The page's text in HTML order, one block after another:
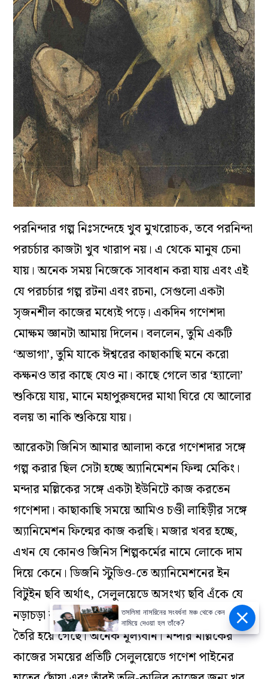
পরনিন্দার গল্প নিঃসন্দেহে খুব মুখরোচক, তবে পরনিন্দা
পরচর্চার কাজটা খুব খারাপ নয়। এ থেকে মানুষ চেনা
যায়। অনেক সময় নিজেকে সাবধান করা যায় এবং এই
যে পরচর্চার গল্প রটনা এবং রচনা, সেগুলো একটা
সৃজনশীল কাজের মধ্যেই পড়ে। একদিন গণেশদা
মোক্ষম জ্ঞানটা আমায় দিলেন। বললেন, তুমি একটি
‘অভাগা’, তুমি যাকে ঈশ্বরের কাছাকাছি মনে করো
কক্ষনও তার কাছে যেও না। কাছে গেলে তার ‘হ্যালো’
শুকিয়ে যায়, মানে মহাপুরুষদের মাথা ঘিরে যে আলোর
বলয় তা নাকি শুকিয়ে যায়।
আরেকটা জিনিস আমার আলাদা করে গণেশদার সঙ্গে
গল্প করার ছিল সেটা হচ্ছে অ্যানিমেশন ফিল্ম মেকিং।
মন্দার মল্লিকের সঙ্গে একটা ইউনিটে কাজ করতেন
গণেশদা। কাছাকাছি সময়ে আমিও চণ্ডী লাহিড়ীর সঙ্গে
অ্যানিমেশন ফিল্মের কাজ করছি। মজার খবর হচ্ছে,
এখন যে কোনও জিনিস শিল্পকর্মের নামে লোকে দাম
দিয়ে কেনে। ডিজনি স্টুডিও-তে অ্যানিমেশনের ইন
বিটুইন ছবি অর্থাৎ, সেলুলয়েডে অসংখ্য ছবি এঁকে যে
নড়াচড়া করার ব্যবস্থা, সেই সেলুলয়েডের প্রতিটার দাম
তৈরি হয়ে গেছে। অনেক মূল্যবান। মন্দার মল্লিকের
কাজের সময়ের প্রতিটি সেলুলয়েডে গণেশ পাইনের
তসলিমা নাসরিনের সংবর্ধনা মঞ্চ থেকে কেন
নামিয়ে দেওয়া হল তাঁকে?